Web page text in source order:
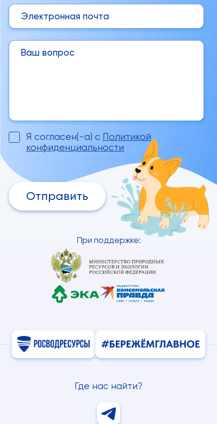
Я согласен(-а) с Политикой
конфиденциальности
Отправить
При поддержке:
Где нас найти?